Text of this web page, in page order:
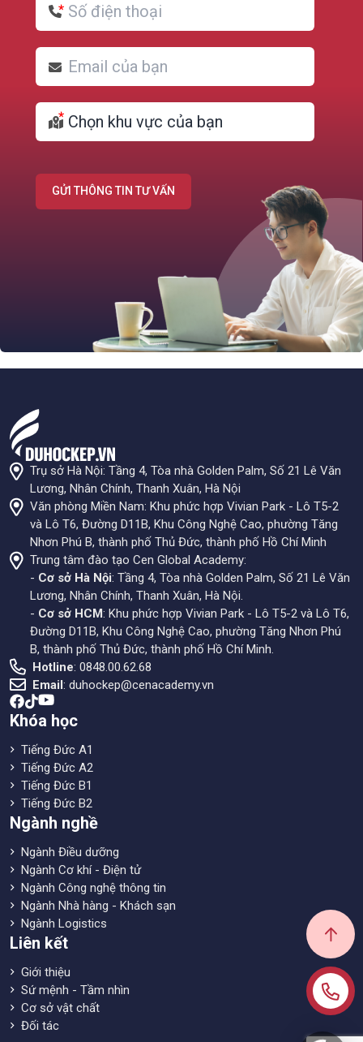
GỬI THÔNG TIN TƯ VẤN
Trụ sở Hà Nội: Tầng 4, Tòa nhà Golden Palm, Số 21 Lê Văn
Lương, Nhân Chính, Thanh Xuân, Hà Nội
Văn phòng Miền Nam: Khu phức hợp Vivian Park - Lô T5-2
và Lô T6, Đường D11B, Khu Công Nghệ Cao, phường Tăng
Nhơn Phú B, thành phố Thủ Đức, thành phố Hồ Chí Minh
Trung tâm đào tạo Cen Global Academy:
- Cơ sở Hà Nội: Tầng 4, Tòa nhà Golden Palm, Số 21 Lê Văn
Lương, Nhân Chính, Thanh Xuân, Hà Nội.
- Cơ sở HCM: Khu phức hợp Vivian Park - Lô T5-2 và Lô T6,
Đường D11B, Khu Công Nghệ Cao, phường Tăng Nhơn Phú
B, thành phố Thủ Đức, thành phố Hồ Chí Minh.
Hotline: 0848.00.62.68
Email: duhockep@cenacademy.vn
Khóa học
Tiếng Đức A1
Tiếng Đức A2
Tiếng Đức B1
Tiếng Đức B2
Ngành nghề
Ngành Điều dưỡng
Ngành Cơ khí - Điện tử
Ngành Công nghệ thông tin
Ngành Nhà hàng - Khách sạn
Ngành Logistics
Liên kết
Giới thiệu
Sứ mệnh - Tầm nhìn
Cơ sở vật chất
Đối tác